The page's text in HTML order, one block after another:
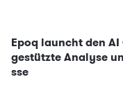
Epoq launcht den
gestützte Analyse
sse